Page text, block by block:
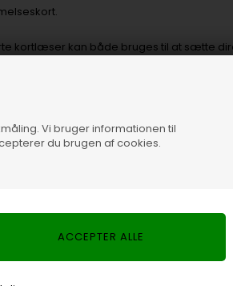
Vi bruger informationen til
du brugen af cookies.
kortlæser kan både bruges til at sætte